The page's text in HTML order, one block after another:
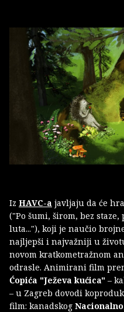
Iz HAVC-a javljaju da će
("Po šumi, širom, bez staze,
luta..."), koji je naučio
najljepši i najvažniji u
novom kratkometražnom
odrasle. Animirani film
Ćopića "Ježeva kućica" –
– u Zagreb dovodi
film: kanadskog